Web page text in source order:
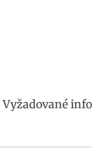
Vyžadované